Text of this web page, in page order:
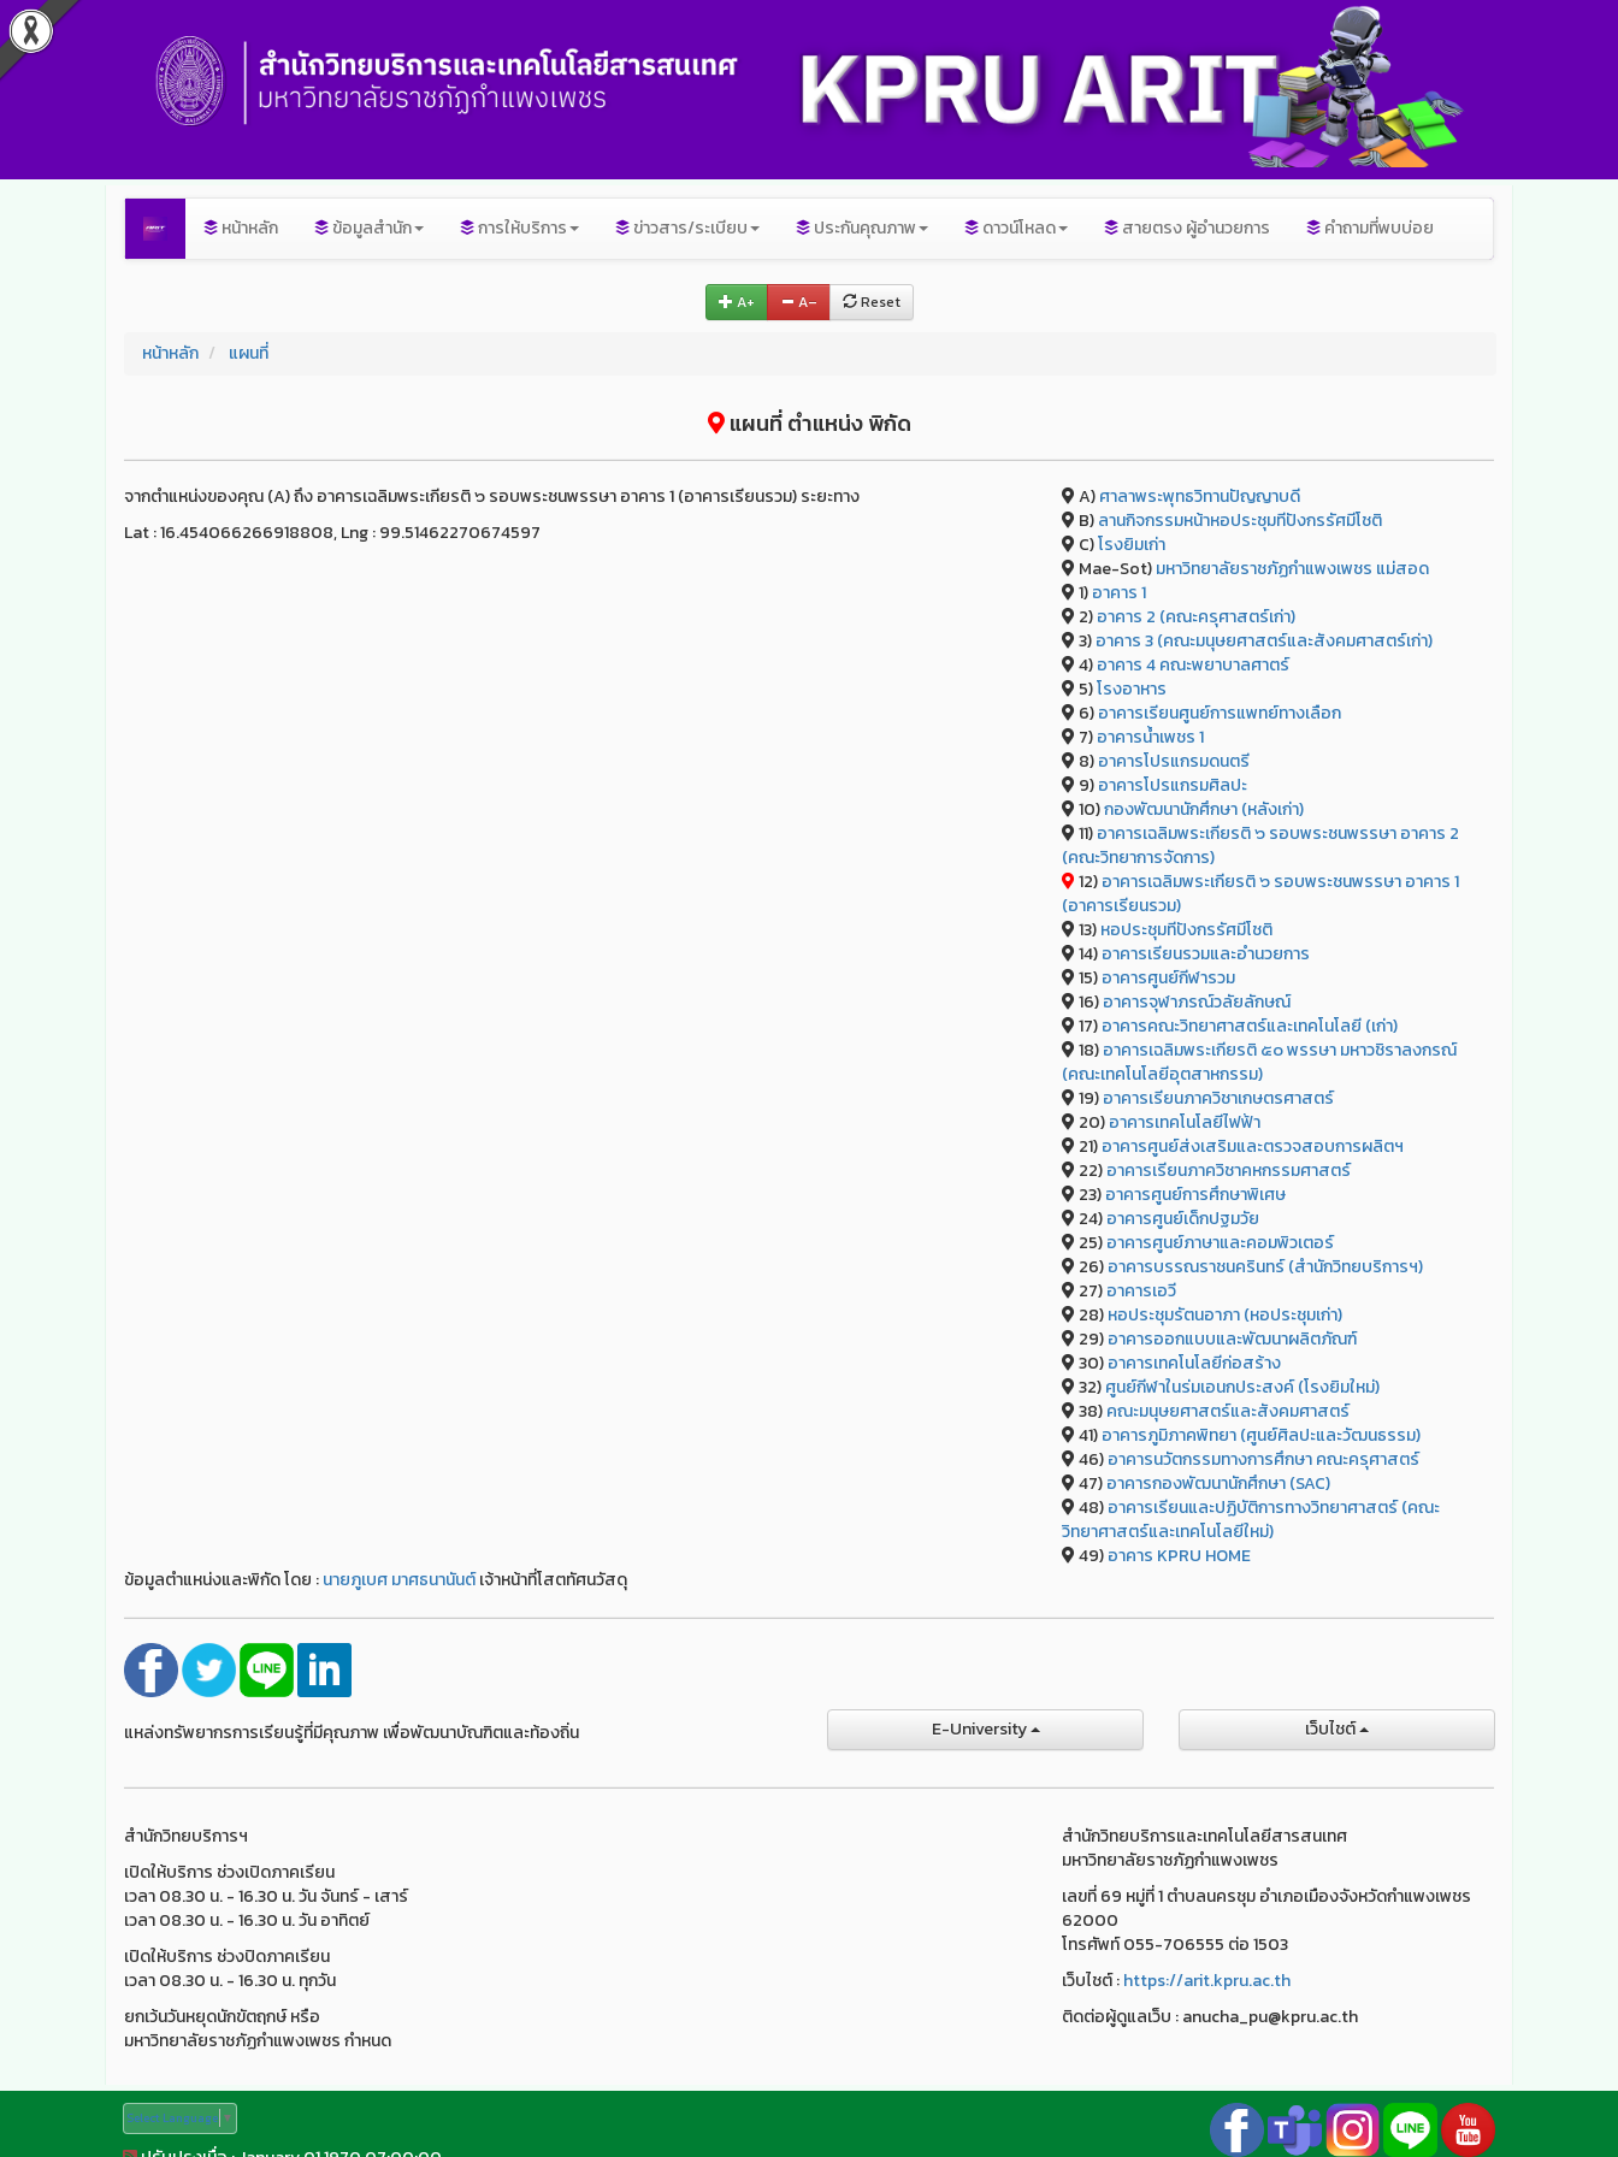
หน้าหลัก ข้อมูลสำนัก การให้บริการ ข่าวสาร/ระเบียบ ประกันคุณภาพ ดาวน์โหลด สายตรง ผู้อำนวยการ คำถามที่พบบ่อย
A+ A– Reset
หน้าหลัก แผนที่
แผนที่ ตำแหน่ง พิกัด
จากตำแหน่งของคุณ (A) ถึง อาคารเฉลิมพระเกียรติ ๖ รอบพระชนพรรษา อาคาร 1 (อาคารเรียนรวม) ระยะทาง
Lat : 16.454066266918808, Lng : 99.51462270674597
A)ศาลาพระพุทธวิทานปัญญาบดี
B)ลานกิจกรรมหน้าหอประชุมทีปังกรรัศมีโชติ
C)โรงยิมเก่า
Mae-Sot)มหาวิทยาลัยราชภัฏกำแพงเพชร แม่สอด
1)อาคาร 1
2)อาคาร 2 (คณะครุศาสตร์เก่า)
3)อาคาร 3 (คณะมนุษยศาสตร์และสังคมศาสตร์เก่า)
4)อาคาร 4 คณะพยาบาลศาตร์
5)โรงอาหาร
6)อาคารเรียนศูนย์การแพทย์ทางเลือก
7)อาคารน้ำเพชร 1
8)อาคารโปรแกรมดนตรี
9)อาคารโปรแกรมศิลปะ
10)กองพัฒนานักศึกษา (หลังเก่า)
11)อาคารเฉลิมพระเกียรติ ๖ รอบพระชนพรรษา อาคาร 2
(คณะวิทยาการจัดการ)
12)อาคารเฉลิมพระเกียรติ ๖ รอบพระชนพรรษา อาคาร 1
(อาคารเรียนรวม)
13)หอประชุมทีปังกรรัศมีโชติ
14)อาคารเรียนรวมและอำนวยการ
15)อาคารศูนย์กีฬารวม
16)อาคารจุฬาภรณ์วลัยลักษณ์
17)อาคารคณะวิทยาศาสตร์และเทคโนโลยี (เก่า)
18)อาคารเฉลิมพระเกียรติ ๕๐ พรรษา มหาวชิราลงกรณ์
(คณะเทคโนโลยีอุตสาหกรรม)
19)อาคารเรียนภาควิชาเกษตรศาสตร์
20)อาคารเทคโนโลยีไฟฟ้า
21)อาคารศูนย์ส่งเสริมและตรวจสอบการผลิตฯ
22)อาคารเรียนภาควิชาคหกรรมศาสตร์
23)อาคารศูนย์การศึกษาพิเศษ
24)อาคารศูนย์เด็กปฐมวัย
25)อาคารศูนย์ภาษาและคอมพิวเตอร์
26)อาคารบรรณราชนครินทร์ (สำนักวิทยบริการฯ)
27)อาคารเอวี
28)หอประชุมรัตนอาภา (หอประชุมเก่า)
29)อาคารออกแบบและพัฒนาผลิตภัณฑ์
30)อาคารเทคโนโลยีก่อสร้าง
32)ศูนย์กีฬาในร่มเอนกประสงค์ (โรงยิมใหม่)
38)คณะมนุษยศาสตร์และสังคมศาสตร์
41)อาคารภูมิภาคพิทยา (ศูนย์ศิลปะและวัฒนธรรม)
46)อาคารนวัตกรรมทางการศึกษา คณะครุศาสตร์
47)อาคารกองพัฒนานักศึกษา (SAC)
48)อาคารเรียนและปฏิบัติการทางวิทยาศาสตร์ (คณะ
วิทยาศาสตร์และเทคโนโลยีใหม่)
49)อาคาร KPRU HOME
ข้อมูลตำแหน่งและพิกัด โดย :นายภูเบศ มาศธนานันต์เจ้าหน้าที่โสตทัศนวัสดุ
แหล่งทรัพยากรการเรียนรู้ที่มีคุณภาพ เพื่อพัฒนาบัณฑิตและท้องถิ่น E-University เว็บไชต์
สำนักวิทยบริการฯ
เปิดให้บริการ ช่วงเปิดภาคเรียน
เวลา 08.30 น. - 16.30 น. วัน จันทร์ - เสาร์
เวลา 08.30 น. - 16.30 น. วัน อาทิตย์
เปิดให้บริการ ช่วงปิดภาคเรียน
เวลา 08.30 น. - 16.30 น. ทุกวัน
ยกเว้นวันหยุดนักขัตฤกษ์ หรือ
มหาวิทยาลัยราชภัฏกำแพงเพชร กำหนด
สำนักวิทยบริการและเทคโนโลยีสารสนเทศ
มหาวิทยาลัยราชภัฏกำแพงเพชร
เลขที่ 69 หมู่ที่ 1 ตำบลนครชุม อำเภอเมืองจังหวัดกำแพงเพชร
62000
โทรศัพท์ 055-706555 ต่อ 1503
เว็บไชต์ :https://arit.kpru.ac.th
ติดต่อผู้ดูแลเว็บ : anucha_pu@kpru.ac.th
Select Language ▼